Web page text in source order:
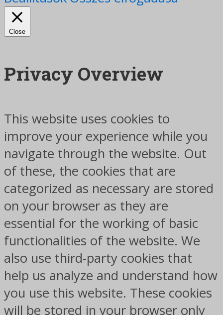
Close
Privacy Overview
This website uses cookies to
improve your experience while you
navigate through the website. Out
of these, the cookies that are
categorized as necessary are stored
on your browser as they are
essential for the working of basic
functionalities of the website. We
also use third-party cookies that
help us analyze and understand how
you use this website. These cookies
will be stored in your browser only